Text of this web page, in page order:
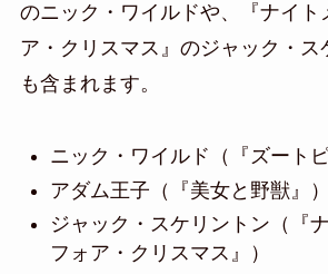
のニック・ワイルドや、『ナイト
ア・クリスマス』のジャック・ス
も含まれます。
ニック・ワイルド（『ズートピ
アダム王子（『美女と野獣』）
ジャック・スケリントン（『
フォア・クリスマス』）